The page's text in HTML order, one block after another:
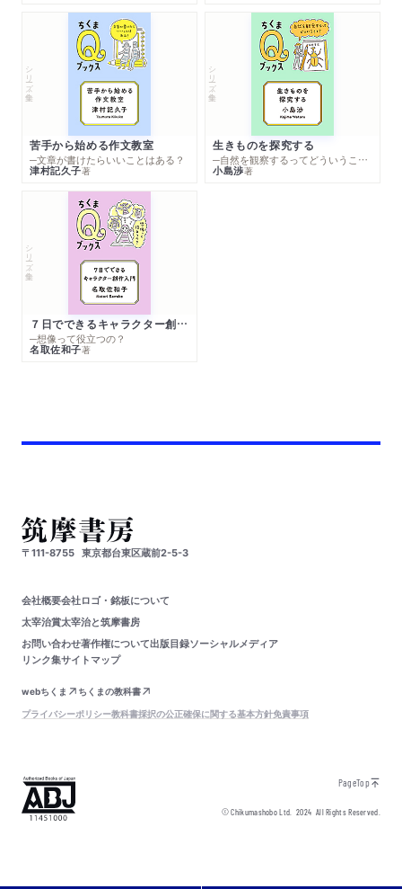
シリーズ・全集
苦手から始める作文教室
─文章が書けたらいいことはある？
津村記久子著
シリーズ・全集
生きものを探究する
─自然を観察するってどういうこと？
小島渉著
シリーズ・全集
７日でできるキャラクター創作入門
─想像って役立つの？
名取佐和子著
〒111-8755 東京都台東区蔵前2-5-3
会社概要会社ロゴ・銘板について
太宰治賞太宰治と筑摩書房
お問い合わせ著作権について出版目録ソーシャルメディア
リンク集サイトマップ
webちくま
ちくまの教科書
プライバシーポリシー教科書採択の公正確保に関する基本方針免責事項
PageTop
© Chikumashobo Ltd.2024 All Rights Reserved.